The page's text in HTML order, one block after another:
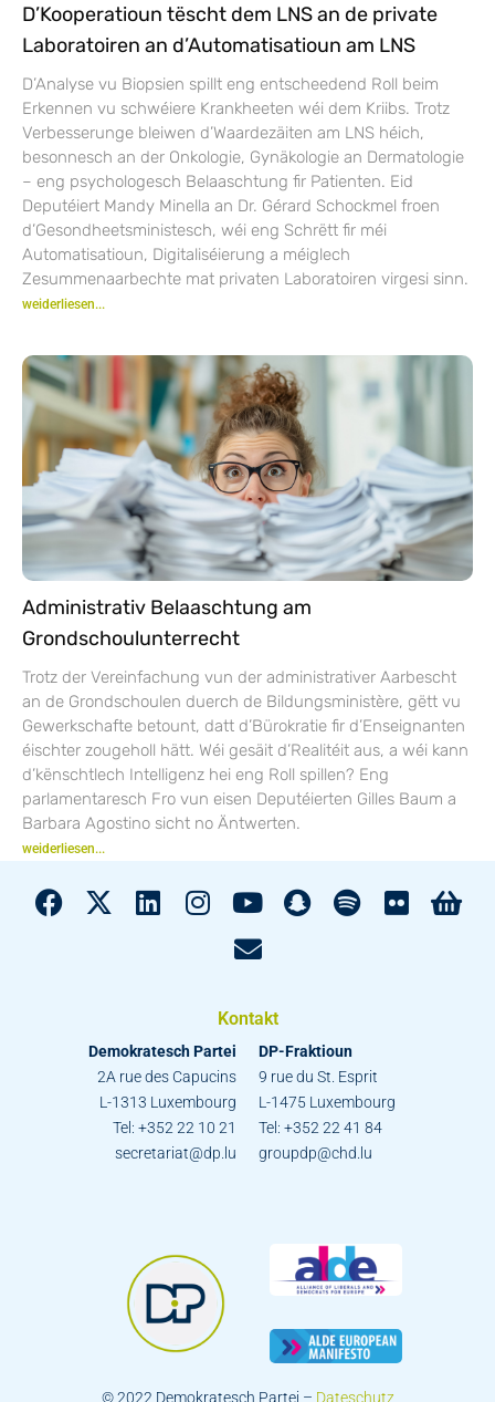
D’Kooperatioun tëscht dem LNS an de private
Laboratoiren an d’Automatisatioun am LNS
D’Analyse vu Biopsien spillt eng entscheedend Roll beim
Erkennen vu schwéiere Krankheeten wéi dem Kriibs. Trotz
Verbesserunge bleiwen d’Waardezäiten am LNS héich,
besonnesch an der Onkologie, Gynäkologie an Dermatologie
– eng psychologesch Belaaschtung fir Patienten. Eid
Deputéiert Mandy Minella an Dr. Gérard Schockmel froen
d’Gesondheetsministesch, wéi eng Schrëtt fir méi
Automatisatioun, Digitaliséierung a méiglech
Zesummenaarbechte mat privaten Laboratoiren virgesi sinn.
weiderliesen...
Administrativ Belaaschtung am
Grondschoulunterrecht
Trotz der Vereinfachung vun der administrativer Aarbescht
an de Grondschoulen duerch de Bildungsministère, gëtt vu
Gewerkschafte betount, datt d’Bürokratie fir d’Enseignanten
éischter zougeholl hätt. Wéi gesäit d’Realitéit aus, a wéi kann
d’kënschtlech Intelligenz hei eng Roll spillen? Eng
parlamentaresch Fro vun eisen Deputéierten Gilles Baum a
Barbara Agostino sicht no Äntwerten.
weiderliesen...
Kontakt
Demokratesch Partei
2A rue des Capucins
L-1313 Luxembourg
Tel: +352 22 10 21
secretariat@dp.lu
DP-Fraktioun
9 rue du St. Esprit
L-1475 Luxembourg
Tel: +352 22 41 84
groupdp@chd.lu
© 2022 Demokratesch Partei – Dateschutz